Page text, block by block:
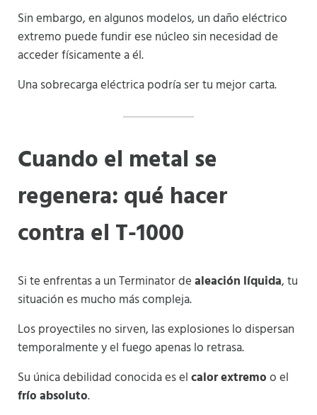
Sin embargo, en algunos modelos, un daño eléctrico
extremo puede fundir ese núcleo sin necesidad de
acceder físicamente a él.
Una sobrecarga eléctrica podría ser tu mejor carta.
Cuando el metal se
regenera: qué hacer
contra el T-1000
Si te enfrentas a un Terminator dealeación líquida, tu
situación es mucho más compleja.
Los proyectiles no sirven, las explosiones lo dispersan
temporalmente y el fuego apenas lo retrasa.
Su única debilidad conocida es elcalor extremoo el
frío absoluto.